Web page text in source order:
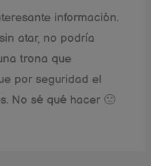
información.
atar, no podría
trona que
por seguridad el
No sé qué hacer 🙁